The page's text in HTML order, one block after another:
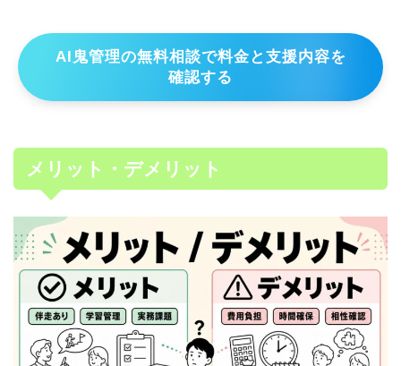
AI鬼管理の無料相談で料金と支援内容を
確認する
メリット・デメリット